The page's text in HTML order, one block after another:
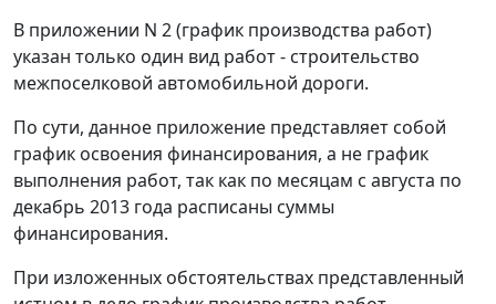
В приложении N 2 (график производства работ)
указан только один вид работ - строительство
межпоселковой автомобильной дороги.
По сути, данное приложение представляет собой
график освоения финансирования, а не график
выполнения работ, так как по месяцам с августа по
декабрь 2013 года расписаны суммы
финансирования.
При изложенных обстоятельствах представленный